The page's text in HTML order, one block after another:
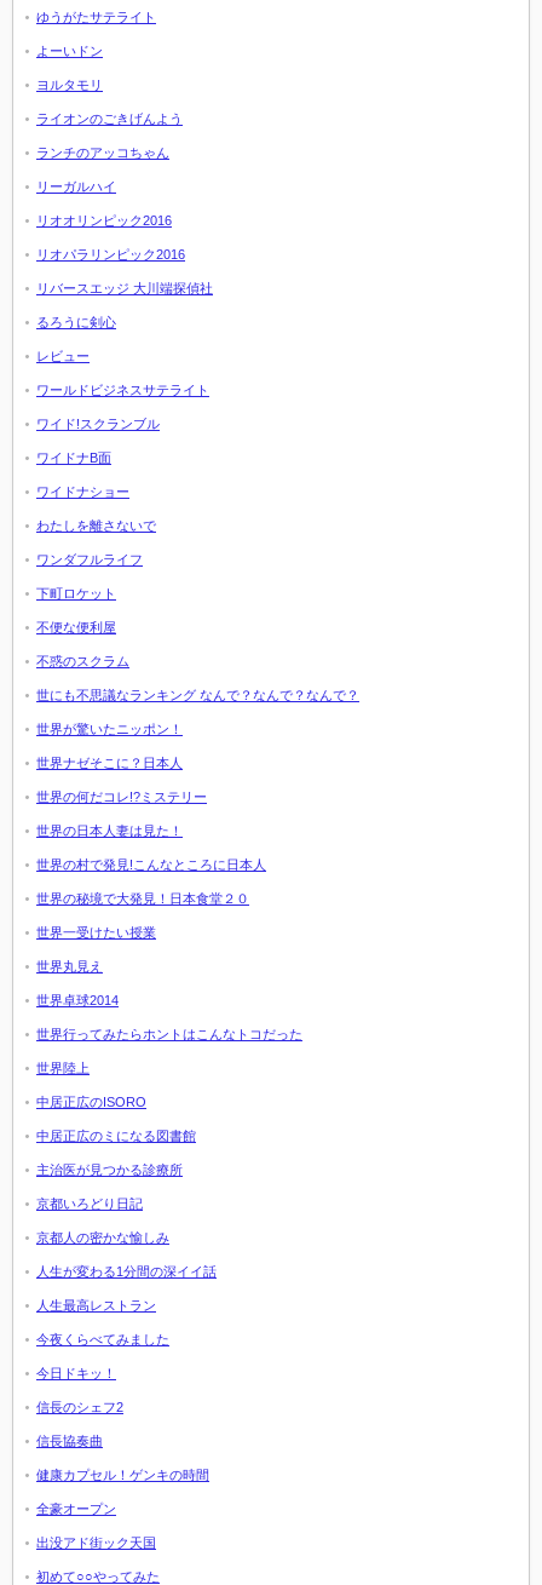
ゆうがたサテライト
よーいドン
ヨルタモリ
ライオンのごきげんよう
ランチのアッコちゃん
リーガルハイ
リオオリンピック2016
リオパラリンピック2016
リバースエッジ 大川端探偵社
るろうに剣心
レビュー
ワールドビジネスサテライト
ワイド!スクランブル
ワイドナB面
ワイドナショー
わたしを離さないで
ワンダフルライフ
下町ロケット
不便な便利屋
不惑のスクラム
世にも不思議なランキング なんで？なんで？なんで？
世界が驚いたニッポン！
世界ナゼそこに？日本人
世界の何だコレ!?ミステリー
世界の日本人妻は見た！
世界の村で発見!こんなところに日本人
世界の秘境で大発見！日本食堂２０
世界一受けたい授業
世界丸見え
世界卓球2014
世界行ってみたらホントはこんなトコだった
世界陸上
中居正広のISORO
中居正広のミになる図書館
主治医が見つかる診療所
京都いろどり日記
京都人の密かな愉しみ
人生が変わる1分間の深イイ話
人生最高レストラン
今夜くらべてみました
今日ドキッ！
信長のシェフ2
信長協奏曲
健康カプセル！ゲンキの時間
全豪オープン
出没アド街ック天国
初めて○○やってみた